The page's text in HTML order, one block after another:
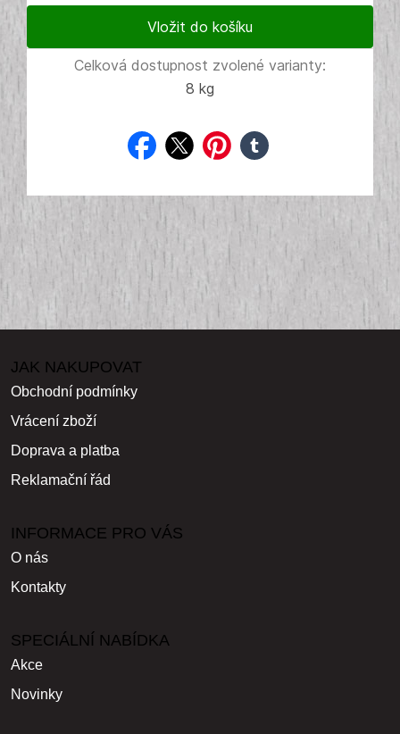
Celková dostupnost zvolené varianty:
8 kg
facebook
twitterpinterest
tumblr
JAK NAKUPOVAT
Obchodní podmínky
Vrácení zboží
Doprava a platba
Reklamační řád
INFORMACE PRO VÁS
O nás
Kontakty
SPECIÁLNÍ NABÍDKA
Akce
Novinky